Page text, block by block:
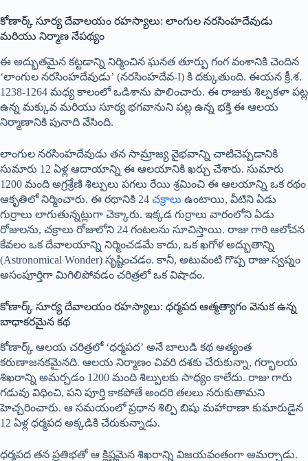
కోణార్క్ సూర్య దేవాలయం రహస్యాలు: లాంగుల నరసింహదేవుడు
మరియు నిర్మాణ నేపథ్యం
ఈ అద్భుతమైన కట్టడాన్ని నిర్మించిన ఘనత తూర్పు గంగ వంశానికి చెందిన
‘లాంగుల నరసింహదేవుడు’ (నరసింహదేవ-I) కి దక్కుతుంది. ఈయన క్రీ.శ.
1238-1264 మధ్య కాలంలో ఒడిశాను పాలించారు. ఈ రాజుకు శిల్పకళా పట్ల
ఉన్న మక్కువ మరియు సూర్య భగవానుని పట్ల ఉన్న భక్తి ఈ ఆలయ
నిర్మాణానికి పునాది వేసింది.
లాంగుల నరసింహదేవుడు తన సామ్రాజ్య వైభవాన్ని చాటిచెప్పడానికి
సుమారు 12 ఏళ్ల ఆదాయాన్ని ఈ ఆలయానికి ఖర్చు చేశారు. సుమారు
1200 మంది అగ్రశ్రేణి శిల్పులు పగలు రేయి శ్రమించి ఈ ఆలయాన్ని ఒక రథం
ఆకృతిలో నిర్మించారు. ఈ రథానికి 24 చక్రాలు ఉంటాయి, వీటిని ఏడు
గుర్రాలు లాగుతున్నట్లుగా చెక్కారు. ఇక్కడ గుర్రాలు వారంలోని ఏడు
రోజులను, చక్రాలు రోజులోని 24 గంటలను సూచిస్తాయి. రాజు గారి ఆలోచన
కేవలం ఒక దేవాలయాన్ని నిర్మించడమే కాదు, ఒక ఖగోళ అద్భుతాన్ని
(Astronomical Wonder) సృష్టించడం. కానీ, అటువంటి గొప్ప రాజు స్వప్నం
అసంపూర్తిగా మిగిలిపోవడం చరిత్రలో ఒక విషాదం.
కోణార్క్ సూర్య దేవాలయం రహస్యాలు: ధర్మపద ఆత్మత్యాగం వెనుక ఉన్న
బాధాకరమైన కథ
కోణార్క్ ఆలయ చరిత్రలో ‘ధర్మపద’ అనే బాలుడి కథ అత్యంత
కరుణాజనకమైనది. ఆలయ నిర్మాణం చివరి దశకు చేరుకున్నా, గర్భాలయ
శిఖరాన్ని అమర్చడం 1200 మంది శిల్పులకు సాధ్యం కాలేదు. రాజు గారు
గడువు విధించి, పని పూర్తి కాకపోతే అందరి తలలు నరుకుతామని
హెచ్చరించారు. ఆ సమయంలో ప్రధాన శిల్పి బిషు మహారాణా కుమారుడైన
12 ఏళ్ల ధర్మపద అక్కడికి చేరుకున్నాడు.
ధర్మపద తన ప్రతిభతో ఆ క్లిష్టమైన శిఖరాన్ని విజయవంతంగా అమర్చాడు.